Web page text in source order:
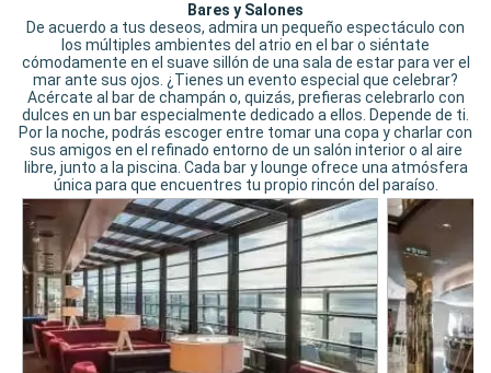
Bares y Salones
De acuerdo a tus deseos, admira un pequeño espectáculo con
los múltiples ambientes del atrio en el bar o siéntate
cómodamente en el suave sillón de una sala de estar para ver el
mar ante sus ojos. ¿Tienes un evento especial que celebrar?
Acércate al bar de champán o, quizás, prefieras celebrarlo con
dulces en un bar especialmente dedicado a ellos. Depende de ti.
Por la noche, podrás escoger entre tomar una copa y charlar con
sus amigos en el refinado entorno de un salón interior o al aire
libre, junto a la piscina. Cada bar y lounge ofrece una atmósfera
única para que encuentres tu propio rincón del paraíso.